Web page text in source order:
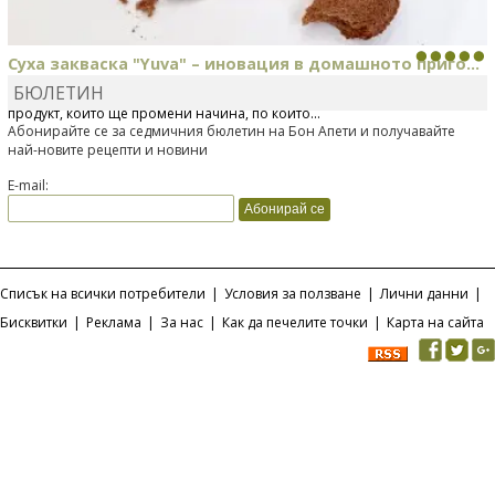
Суха закваска "Yuva" – иновация в домашното приго...
Отскоро Лесафр България стартира предлагането на изцяло нов
продукт, който ще промени начина, по който...
БЮЛЕТИН
Абонирайте се за седмичния бюлетин на Бон Апети и получавайте
най-новите рецепти и новини
E-mail:
Списък на всички потребители | Условия за ползване | Лични данни |
Бисквитки | Реклама | За нас | Как да печелите точки | Карта на сайта